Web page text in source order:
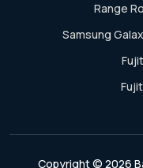
Range
Samsung
Copyright © 2026